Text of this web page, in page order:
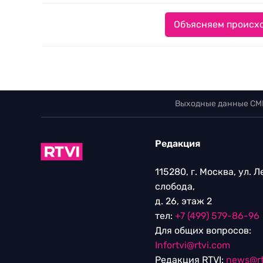
Объясняем
Выходные данные
Редакция
115280, г. Москва, ул.
слобода,
д. 26, этаж 2
тел: +7 (499) 579-86-96
Для общих вопросов:
Infortvi@rtvi.com
Редакция RTVI: